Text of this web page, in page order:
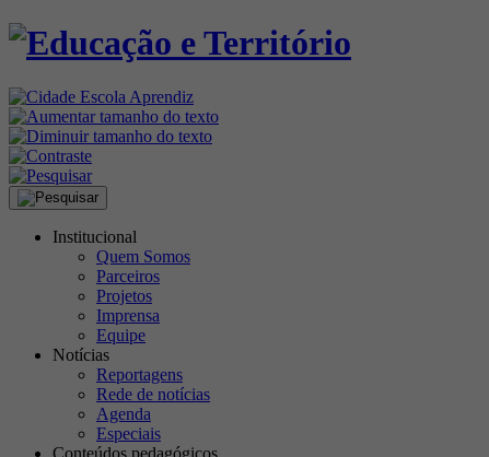
Institucional
Quem Somos
Parceiros
Projetos
Imprensa
Equipe
Notícias
Reportagens
Rede de notícias
Agenda
Especiais
Conteúdos pedagógicos